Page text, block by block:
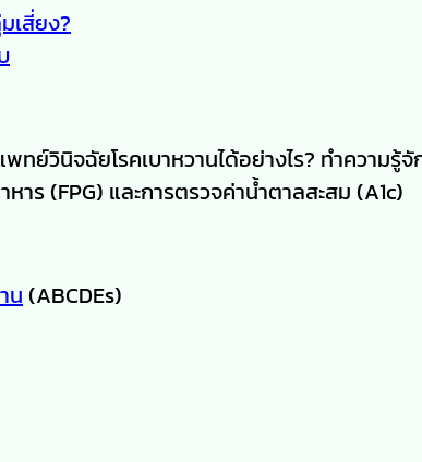
เสี่ยง?
พทย์วินิจฉัยโรคเบาหวานได้อย่างไร? ทำความรู้
ร (FPG) และการตรวจค่าน้ำตาลสะสม (A1c)
น(ABCDEs)